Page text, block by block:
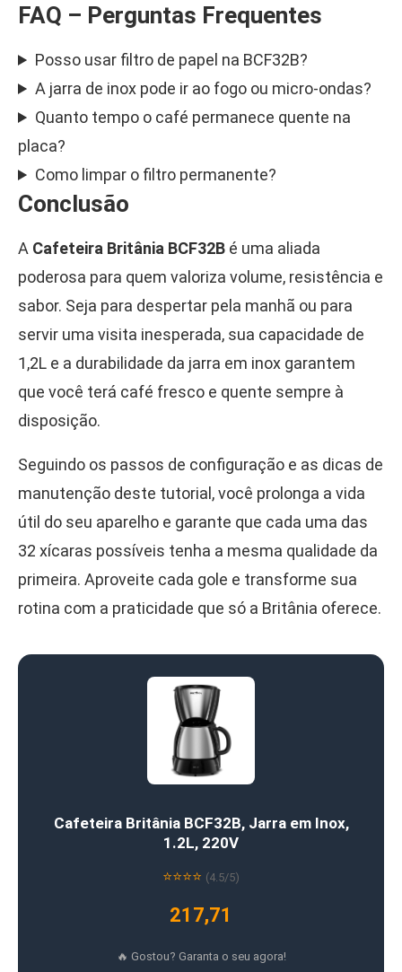
FAQ – Perguntas Frequentes
Posso usar filtro de papel na BCF32B?
A jarra de inox pode ir ao fogo ou micro-ondas?
Quanto tempo o café permanece quente na
placa?
Como limpar o filtro permanente?
Conclusão
A Cafeteira Britânia BCF32B é uma aliada
poderosa para quem valoriza volume, resistência e
sabor. Seja para despertar pela manhã ou para
servir uma visita inesperada, sua capacidade de
1,2L e a durabilidade da jarra em inox garantem
que você terá café fresco e quente sempre à
disposição.
Seguindo os passos de configuração e as dicas de
manutenção deste tutorial, você prolonga a vida
útil do seu aparelho e garante que cada uma das
32 xícaras possíveis tenha a mesma qualidade da
primeira. Aproveite cada gole e transforme sua
rotina com a praticidade que só a Britânia oferece.
Cafeteira Britânia BCF32B, Jarra em Inox,
1.2L, 220V
⭐⭐⭐⭐ (4.5/5)
217,71
🔥 Gostou? Garanta o seu agora!